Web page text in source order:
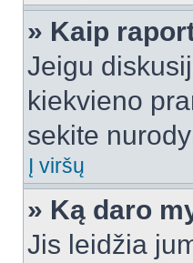
» Kaip
Jeigu
kiekvieno
sekite
Į viršų
» Ką daro
Jis leidžia